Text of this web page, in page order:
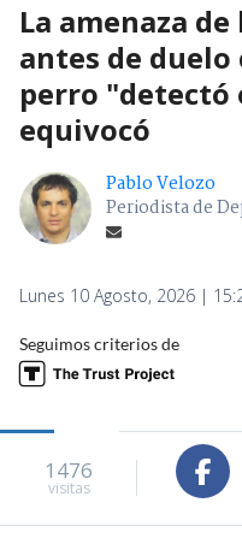
La amenaza
antes de
perro "detectó
equivocó
Pablo Velozo
Periodista de
Lunes 10 Agosto, 2026 |
Seguimos criterios de
1476
visitas